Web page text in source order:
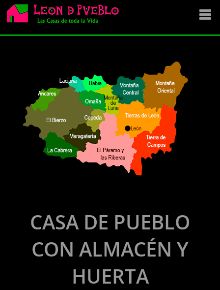
SE VENDE
OFERTAS
NOVEDADES
VENDEMOS TU CASA
DÓNDE COMPRAR ?
CASA DE PUEBLO
CON ALMACÉN Y
HUERTA